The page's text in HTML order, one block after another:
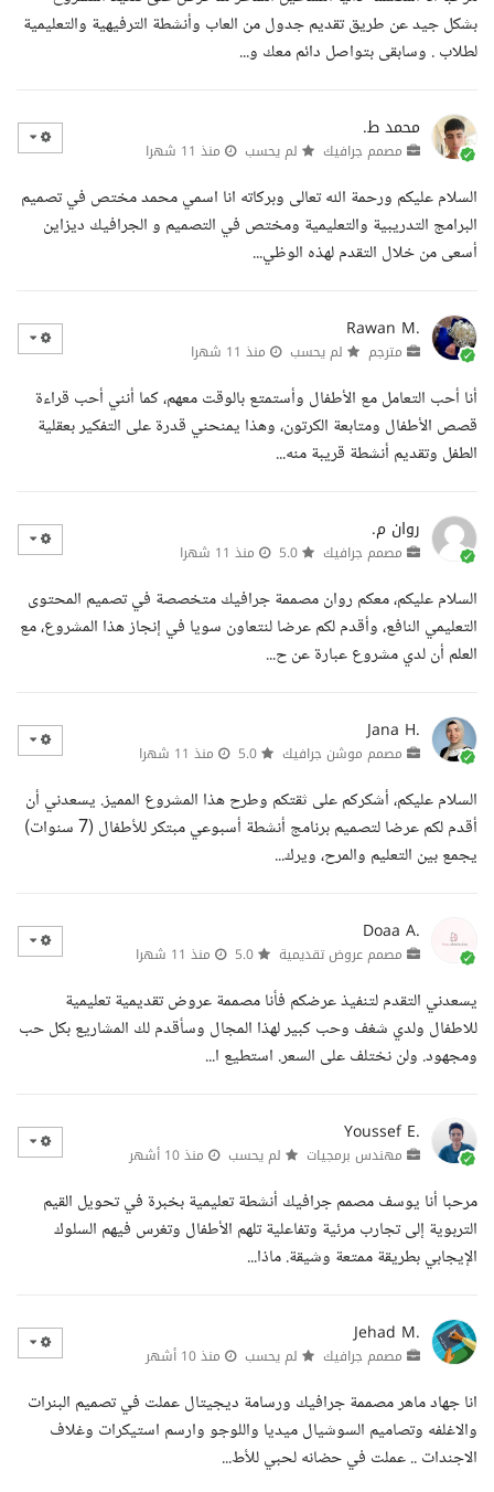
بشكل جيد عن طريق تقديم جدول من العاب وأنشطة الترفيهية والتعليمية
لطلاب . وسابقى بتواصل دائم معك و...
محمد ط.
مصمم جرافيك لم يحسب منذ 11 شهرا
السلام عليكم ورحمة الله تعالى وبركاته انا اسمي محمد مختص في تصميم
البرامج التدريبية والتعليمية ومختص في التصميم و الجرافيك ديزاين
أسعى من خلال التقدم لهذه الوظي...
Rawan M.
مترجم لم يحسب منذ 11 شهرا
أنا أحب التعامل مع الأطفال وأستمتع بالوقت معهم، كما أنني أحب قراءة
قصص الأطفال ومتابعة الكرتون، وهذا يمنحني قدرة على التفكير بعقلية
الطفل وتقديم أنشطة قريبة منه...
روان م.
مصمم جرافيك منذ 11 شهرا
السلام عليكم، معكم روان مصممة جرافيك متخصصة في تصميم المحتوى
التعليمي النافع، وأقدم لكم عرضا لنتعاون سويا في إنجاز هذا المشروع، مع
العلم أن لدي مشروع عبارة عن ح...
Jana H.
مصمم موشن جرافيك منذ 11 شهرا
السلام عليكم، أشكركم على ثقتكم وطرح هذا المشروع المميز. يسعدني أن
أقدم لكم عرضا لتصميم برنامج أنشطة أسبوعي مبتكر للأطفال (7 سنوات)
يجمع بين التعليم والمرح، ويرك...
Doaa A.
مصمم عروض تقديمية منذ 11 شهرا
يسعدني التقدم لتنفيذ عرضكم فأنا مصممة عروض تقديمية تعليمية
للاطفال ولدي شغف وحب كبير لهذا المجال وسأقدم لك المشاريع بكل حب
ومجهود. ولن نختلف على السعر. استطيع ا...
Youssef E.
مهندس برمجيات لم يحسب منذ 10 أشهر
مرحبا أنا يوسف مصمم جرافيك أنشطة تعليمية بخبرة في تحويل القيم
التربوية إلى تجارب مرئية وتفاعلية تلهم الأطفال وتغرس فيهم السلوك
الإيجابي بطريقة ممتعة وشيقة. ماذا...
Jehad M.
مصمم جرافيك لم يحسب منذ 10 أشهر
انا جهاد ماهر مصممة جرافيك ورسامة ديجيتال عملت في تصميم البنرات
والاغلفه وتصاميم السوشيال ميديا واللوجو وارسم استيكرات وغلاف
الاجندات .. عملت في حضانه لحبي للأط...